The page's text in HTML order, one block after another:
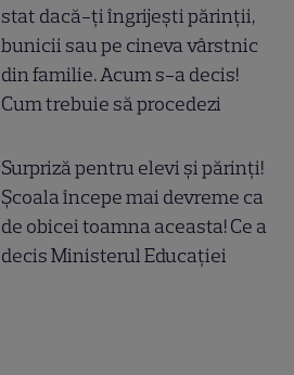
stat dacă-ți îngrijești părinții,
bunicii sau pe cineva vârstnic
din familie. Acum s-a decis!
Cum trebuie să procedezi
Surpriză pentru elevi și părinți!
Școala începe mai devreme ca
de obicei toamna aceasta! Ce a
decis Ministerul Educației